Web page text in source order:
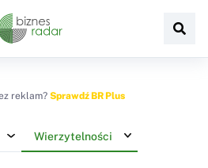
reklam? Sprawdź BR Plus
Wierzytelności